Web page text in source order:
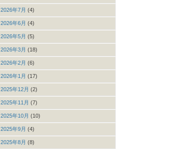
2026年7月 (4)
2026年6月 (4)
2026年5月 (5)
2026年3月 (18)
2026年2月 (6)
2026年1月 (17)
2025年12月 (2)
2025年11月 (7)
2025年10月 (10)
2025年9月 (4)
2025年8月 (8)